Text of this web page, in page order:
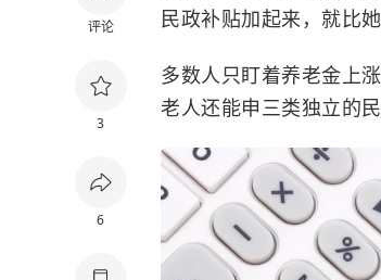
评论
3
6
民政补贴加起来，就比
多数人只盯着养老金上
老人还能申三类独立的